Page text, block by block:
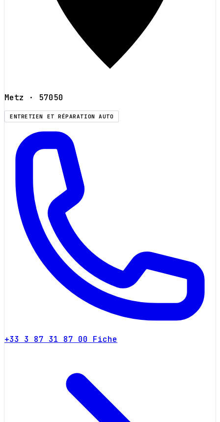
Metz · 57050
ENTRETIEN ET RÉPARATION AUTO
+33 3 87 31 87 00 Fiche